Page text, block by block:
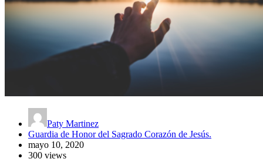
Paty Martinez
Guardia de Honor del Sagrado Corazón de Jesús.
mayo 10, 2020
300 views